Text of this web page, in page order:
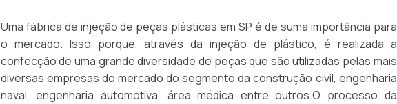
Uma fábrica de injeção de peças plásticas em SP é de suma importância para
o mercado. Isso porque, através da injeção de plástico, é realizada a
confecção de uma grande diversidade de peças que são utilizadas pelas mais
diversas empresas do mercado do segmento da construção civil, engenharia
naval, engenharia automotiva, área médica entre outros.O processo da